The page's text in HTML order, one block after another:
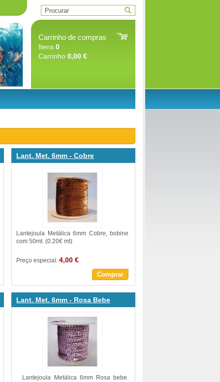
Carrinho de compras
Itens 0
Carrinho 0,00 €
Lant. Met. 6mm - Cobre
Lantejoula Metálica 6mm Cobre, bobine
com 50mt. (0.20€ mt)
Preço especial: 4,00 €
Comprar
Lant. Met. 6mm - Rosa Bebe
Lantejoula Metálica 6mm Rosa bebe.